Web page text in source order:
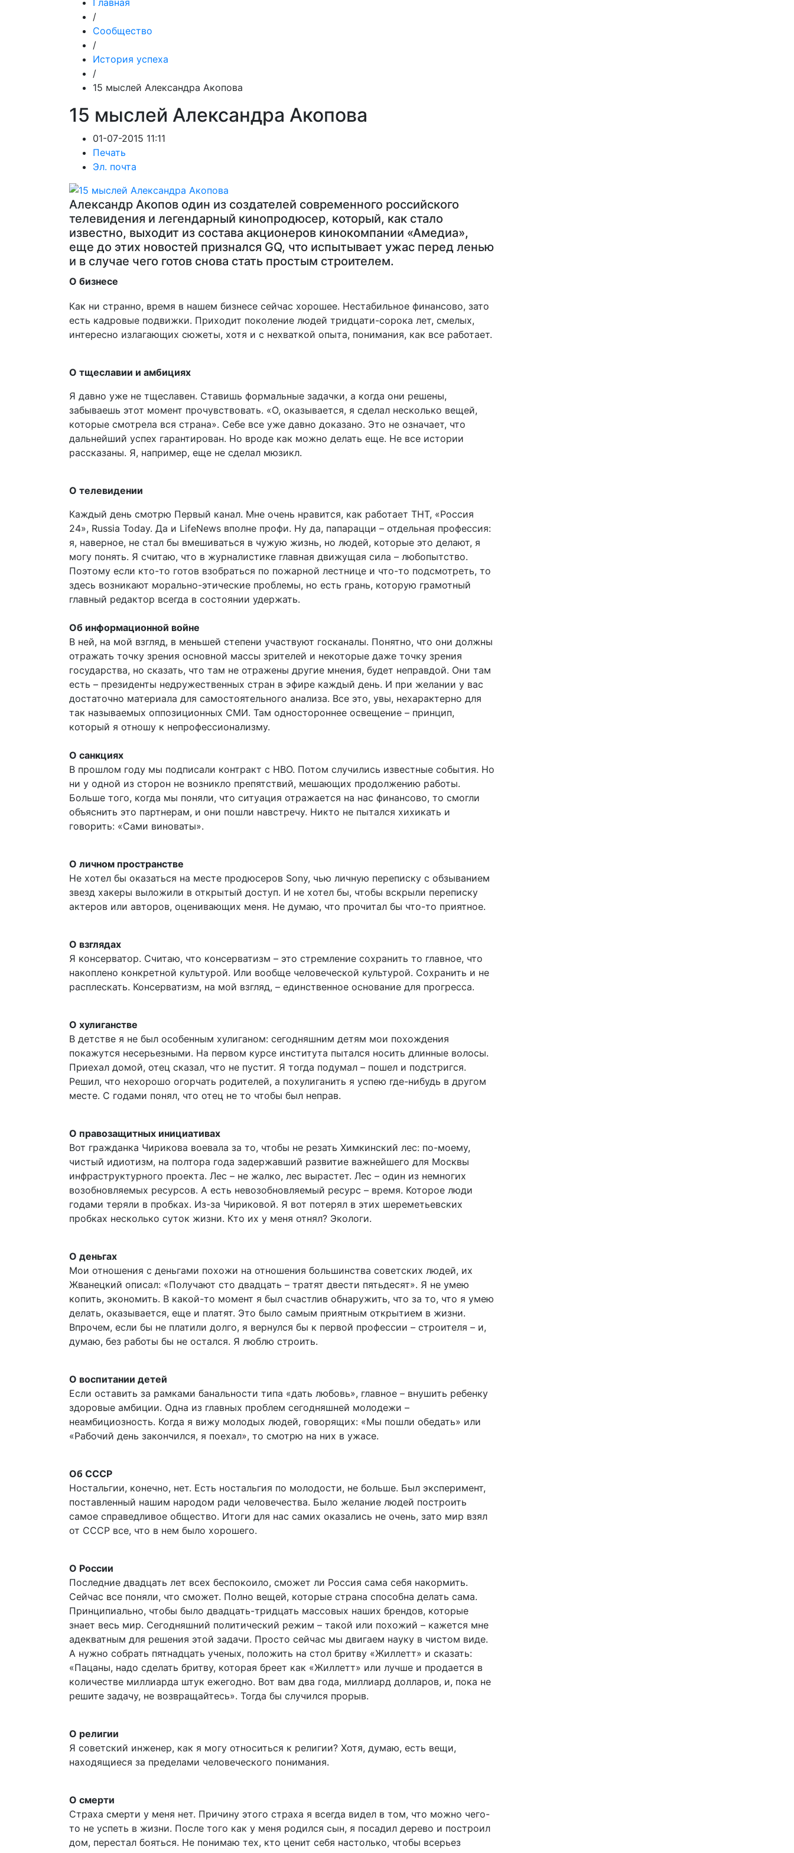
Главная
/
Сообщество
/
История успеха
/
15 мыслей Александра Акопова
15 мыслей Александра Акопова
01-07-2015 11:11
Печать
Эл. почта
Александр Акопов один из создателей современного российского
телевидения и легендарный кинопродюсер, который, как стало
известно, выходит из состава акционеров кинокомпании «Амедиа»,
еще до этих новостей признался GQ, что испытывает ужас перед ленью
и в случае чего готов снова стать простым строителем.
О бизнесе
Как ни странно, время в нашем бизнесе сейчас хорошее. Нестабильное финансово, зато
есть кадровые подвижки. Приходит поколение людей тридцати-сорока лет, смелых,
интересно излагающих сюжеты, хотя и с нехваткой опыта, понимания, как все работает.
О тщеславии и амбициях
Я давно уже не тщеславен. Ставишь формальные задачки, а когда они решены,
забываешь этот момент прочувствовать. «О, оказывается, я сделал несколько вещей,
которые смотрела вся страна». Себе все уже давно доказано. Это не означает, что
дальнейший успех гарантирован. Но вроде как можно делать еще. Не все истории
рассказаны. Я, например, еще не сделал мюзикл.
О телевидении
Каждый день смотрю Первый канал. Мне очень нравится, как работает ТНТ, «Россия
24», Russia Today. Да и LifeNews вполне профи. Ну да, папарацци – отдельная профессия:
я, наверное, не стал бы вмешиваться в чужую жизнь, но людей, которые это делают, я
могу понять. Я считаю, что в журналистике главная движущая сила – любопытство.
Поэтому если кто-то готов взобраться по пожарной лестнице и что-то подсмотреть, то
здесь возникают морально-этические проблемы, но есть грань, которую грамотный
главный редактор всегда в состоянии удержать.
Об информационной войне
В ней, на мой взгляд, в меньшей степени участвуют госканалы. Понятно, что они должны
отражать точку зрения основной массы зрителей и некоторые даже точку зрения
государства, но сказать, что там не отражены другие мнения, будет неправдой. Они там
есть – президенты недружественных стран в эфире каждый день. И при же­ла­нии у вас
достаточно материала для самостоятельного анализа. Все это, увы, нехарактерно для
так называемых оппозиционных СМИ. Там одностороннее освещение – принцип,
который я отношу к непрофессионализму.
О санкциях
В прошлом году мы подписали контракт с HBO. Потом случились известные события. Но
ни у одной из сторон не возникло препятствий, мешающих продолжению работы.
Больше того, когда мы поняли, что ситуация отражается на нас финансово, то смогли
объяснить это партнерам, и они пошли навстречу. Никто не пытался хихикать и
говорить: «Сами виноваты».
О личном пространстве
Не хотел бы оказаться на месте продюсеров Sony, чью личную переписку с обзыванием
звезд хакеры выложили в открытый доступ. И не хотел бы, чтобы вскрыли переписку
актеров или авторов, оценивающих меня. Не ду­маю, что прочитал бы что-то приятное.
О взглядах
Я консерватор. Считаю, что консерватизм – это стремление сохранить то главное, что
накоплено конкретной культурой. Или вообще человеческой культурой. Сохранить и не
расплескать. Консерватизм, на мой взгляд, – единственное основание для прогресса.
О хулиганстве
В детстве я не был особенным хулиганом: сегодняшним детям мои похождения
покажутся несерьезными. На первом курсе института пытался носить длинные волосы.
Приехал домой, отец сказал, что не пустит. Я тогда подумал – пошел и подстригся.
Решил, что нехорошо огорчать родителей, а похулиганить я успею где-нибудь в другом
месте. С годами понял, что отец не то чтобы был неправ.
О правозащитных инициативах
Вот гражданка Чирикова воевала за то, чтобы не резать Химкинский лес: по-моему,
чистый идиотизм, на полтора года задержавший развитие важнейшего для Москвы
инфраструктурного проекта. Лес – не жалко, лес вырастет. Лес – один из немногих
возобновляемых ресурсов. А есть невозобновляемый ресурс – время. Которое люди
годами теряли в проб­ках. Из-за Чириковой. Я вот потерял в этих шереметьевских
пробках несколько суток жизни. Кто их у меня отнял? Экологи.
О деньгах
Мои отношения с деньгами похожи на отношения большинства советских людей, их
Жванецкий описал: «Получают сто двадцать – тратят двести пятьдесят». Я не умею
копить, экономить. В какой-то момент я был счастлив обнаружить, что за то, что я умею
делать, оказывается, еще и платят. Это было самым приятным открытием в жизни.
Впрочем, если бы не платили долго, я вернулся бы к первой профессии – строителя – и,
думаю, без работы бы не остался. Я люблю строить.
О воспитании детей
Если оставить за рамками банальности типа «дать любовь», главное – внушить ребенку
здоровые амбиции. Одна из главных проблем сегодняшней молодежи –
неамбициозность. Когда я вижу молодых людей, говорящих: «Мы пошли обедать» или
«Рабочий день закончился, я поехал», то смотрю на них в ужасе.
Об СССР
Ностальгии, конечно, нет. Есть ностальгия по молодости, не больше. Был эксперимент,
поставленный нашим народом ради человечества. Было желание людей построить
самое справедливое общество. Итоги для нас самих оказались не очень, зато мир взял
от СССР все, что в нем было хорошего.
О России
Последние двадцать лет всех беспокоило, сможет ли Россия сама себя накормить.
Сейчас все поняли, что сможет. Полно вещей, которые страна способна делать сама.
Принципиально, чтобы было двадцать-тридцать массовых наших брендов, которые
знает весь мир. Сегодняшний политический режим – такой­ или похожий – кажется мне
адекватным для решения этой задачи. Просто сейчас мы двигаем науку в чистом виде.
А нужно собрать пятна­дцать ученых, положить на стол бритву «Жиллетт» и сказать:
«Пацаны, надо сделать бритву, которая бреет как «Жиллетт» или лучше и продается в
количестве миллиарда штук ежегодно. Вот вам два года, миллиард долларов, и, пока не
решите задачу, не возвращайтесь». Тогда бы случился прорыв.
О религии
Я советский ин­же­нер, как я могу относиться к религии? Хотя, думаю, есть вещи,
находящиеся за пределами человеческого понимания.
О смерти
Страха смерти у меня нет. Причину этого страха я все­гда видел в том, что можно чего-
то не успеть в жизни. После того как у меня родился сын, я посадил дерево и построил
дом, перестал бояться. Не понимаю тех, кто ценит себя настолько, чтобы всерьез